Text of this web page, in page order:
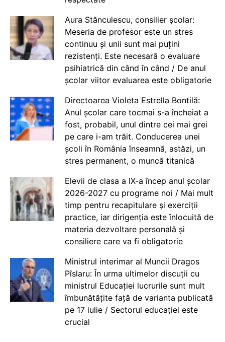
Aura Stănculescu, consilier școlar:
Meseria de profesor este un stres
continuu și unii sunt mai puțini
rezistenți. Este necesară o evaluare
psihiatrică din când în când / De anul
școlar viitor evaluarea este obligatorie
Directoarea Violeta Estrella Bontilă:
Anul școlar care tocmai s-a încheiat a
fost, probabil, unul dintre cei mai grei
pe care i-am trăit. Conducerea unei
școli în România înseamnă, astăzi, un
stres permanent, o muncă titanică
Elevii de clasa a IX-a încep anul școlar
2026-2027 cu programe noi / Mai mult
timp pentru recapitulare și exerciții
practice, iar dirigenția este înlocuită de
materia dezvoltare personală și
consiliere care va fi obligatorie
Ministrul interimar al Muncii Dragos
Pîslaru: În urma ultimelor discuții cu
ministrul Educației lucrurile sunt mult
îmbunătățite față de varianta publicată
pe 17 iulie / Sectorul educației este
crucial